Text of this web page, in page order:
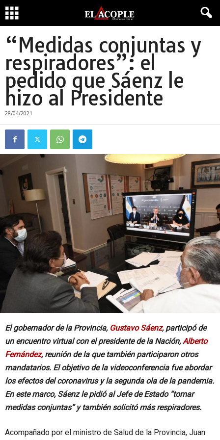
“Medidas conjuntas y
respiradores”: el
pedido que Sáenz le
hizo al Presidente
28/04/2021
El gobernador de la Provincia, Gustavo Sáenz, participó de
un encuentro virtual con el presidente de la Nación,Alberto
Fernández, reunión de la que también participaron otros
mandatarios. El objetivo de la videoconferencia fue abordar
los efectos del coronavirus y la segunda ola de la pandemia.
En este marco, Sáenz le pidió al Jefe de Estado “tomar
medidas conjuntas” y también solicitó más respiradores.
Acompañado por el ministro de Salud de la Provincia, Juan